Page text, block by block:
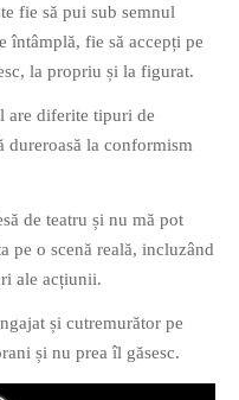
fie să pui sub semnul
întâmplă, fie să accepți pe
la propriu și la figurat.
are diferite tipuri de
dureroasă la conformism
de teatru și nu mă pot
pe o scenă reală, incluzând
ale acțiunii.
și cutremurător pe
și nu prea îl găsesc.